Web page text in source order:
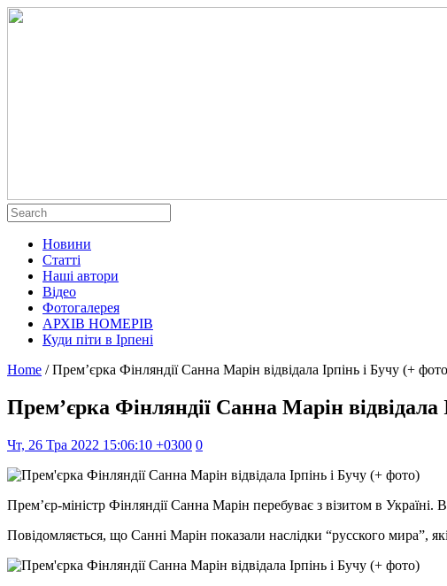
Новини
Статті
Наші автори
Відео
Фотогалерея
АРХІВ НОМЕРІВ
Куди піти в Ірпені
Home / Прем’єрка Фінляндії Санна Марін відвідала Ірпінь і Бучу (+
Прем’єрка Фінляндії Санна Марін відвідала
Чт, 26 Тра 2022 15:06:10 +0300 0
Прем’єр-міністр Фінляндії Санна Марін перебуває з візитом в Україні.
Повідомляється, що Санні Марін показали наслідки “русского мира”,